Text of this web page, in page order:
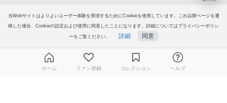
当Webサイトはよりよいユーザー体験を実現するためにCookieを使用しています。これ以降ページを遷
移した場合、Cookieの設定および使用に同意したことになります。詳細についてはプライバシーポリシ
ーをご覧ください。 詳細 同意
ホーム ファン登録 コレクション ヘルプ